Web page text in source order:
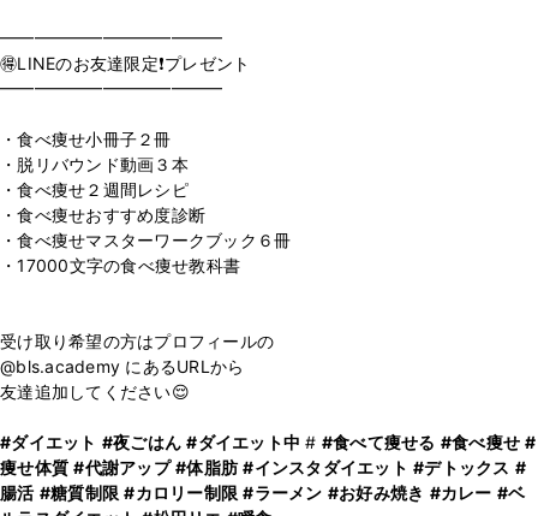
━━━━━━━━━━━━━
🉐LINEのお友達限定❗️プレゼント
━━━━━━━━━━━━━
・食べ痩せ小冊子２冊
・脱リバウンド動画３本
・食べ痩せ２週間レシピ
・食べ痩せおすすめ度診断
・食べ痩せマスターワークブック６冊
・17000文字の食べ痩せ教科書
受け取り希望の方はプロフィールの
@bls.academy にあるURLから
友達追加してください😌
#ダイエット #夜ごはん #ダイエット中 # #食べて痩せる #食べ痩せ #
痩せ体質 #代謝アップ #体脂肪 #インスタダイエット #デトックス #
腸活 #糖質制限 #カロリー制限 #ラーメン #お好み焼き #カレー #ベ